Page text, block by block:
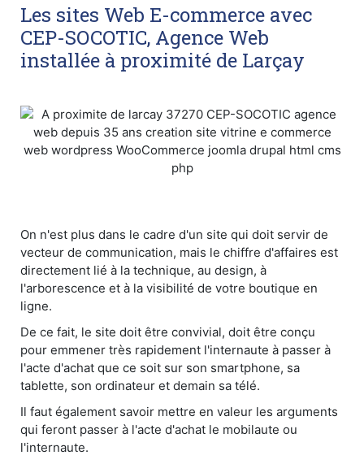
Les sites Web E-commerce avec
CEP-SOCOTIC, Agence Web
installée à proximité de Larçay
On n'est plus dans le cadre d'un site qui doit servir de
vecteur de communication, mais le chiffre d'affaires est
directement lié à la technique, au design, à
l'arborescence et à la visibilité de votre boutique en
ligne.
De ce fait, le site doit être convivial, doit être conçu
pour emmener très rapidement l'internaute à passer à
l'acte d'achat que ce soit sur son smartphone, sa
tablette, son ordinateur et demain sa télé.
Il faut également savoir mettre en valeur les arguments
qui feront passer à l'acte d'achat le mobilaute ou
l'internaute.